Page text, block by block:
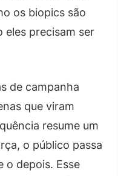
os biopics são
eles precisam ser
de campanha
que viram
resume um
o público passa
o depois. Esse